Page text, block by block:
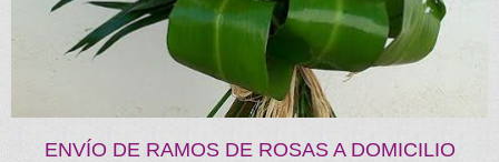
ENVÍO DE RAMOS DE ROSAS A DOMICILIO